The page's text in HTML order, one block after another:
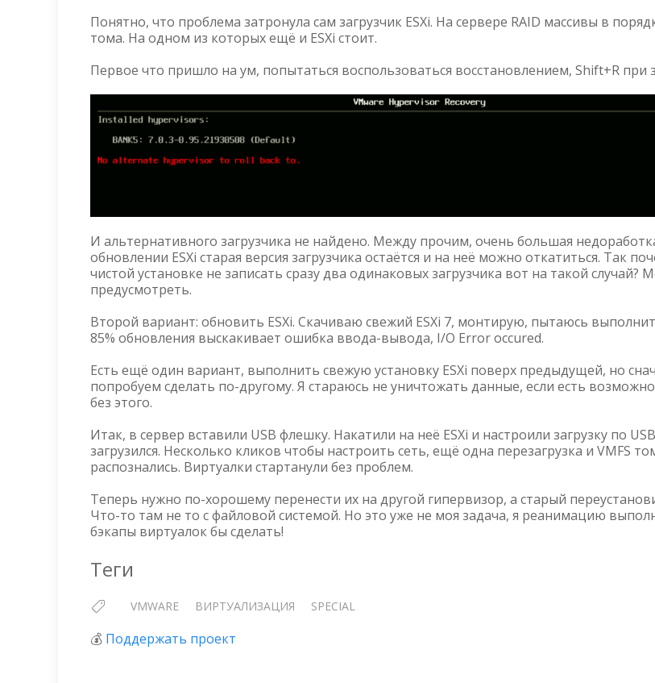
Понятно, что проблема затронула сам загрузчик ESXi. На сервере RAID массивы в
тома. На одном из которых ещё и ESXi стоит.
Первое что пришло на ум, попытаться воспользоваться восстановлением, Shift+R при
И альтернативного загрузчика не найдено. Между прочим, очень большая
обновлении ESXi старая версия загрузчика остаётся и на неё можно откатиться. Так
чистой установке не записать сразу два одинаковых загрузчика вот на такой случай?
предусмотреть.
Второй вариант: обновить ESXi. Скачиваю свежий ESXi 7, монтирую, пытаюсь
85% обновления выскакивает ошибка ввода-вывода, I/O Error occured.
Есть ещё один вариант, выполнить свежую установку ESXi поверх предыдущей, но
попробуем сделать по-другому. Я стараюсь не уничтожать данные, если есть
без этого.
Итак, в сервер вставили USB флешку. Накатили на неё ESXi и настроили загрузку по
загрузился. Несколько кликов чтобы настроить сеть, ещё одна перезагрузка и VMFS
распознались. Виртуалки стартанули без проблем.
Теперь нужно по-хорошему перенести их на другой гипервизор, а старый
Что-то там не то с файловой системой. Но это уже не моя задача, я реанимацию
бэкапы виртуалок бы сделать!
Теги
VMWARE ВИРТУАЛИЗАЦИЯ SPECIAL
💰 Поддержать проект